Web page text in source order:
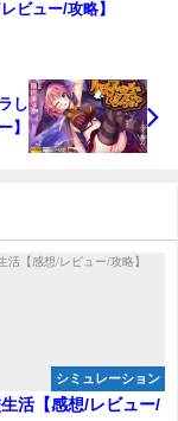
ビュー/攻略】
し
】
シミュレーション
活【感想/レビュー/